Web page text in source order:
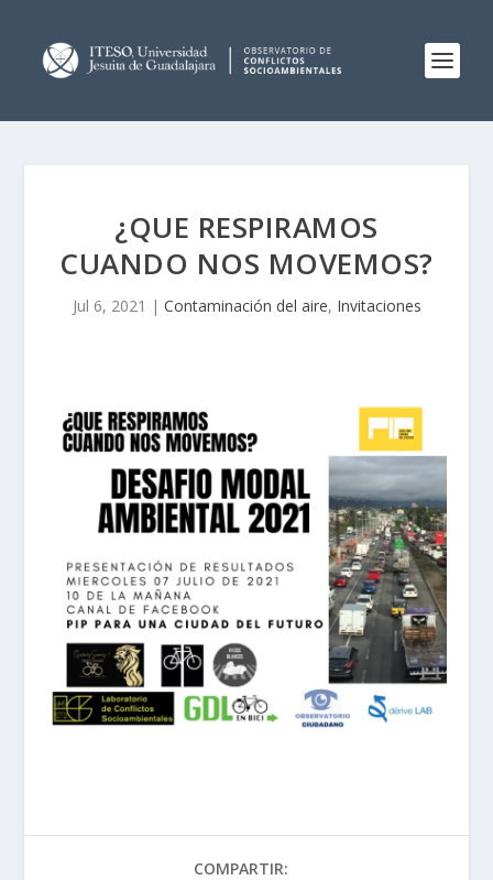
¿QUE RESPIRAMOS
CUANDO NOS MOVEMOS?
Jul 6, 2021 | Contaminación del aire, Invitaciones
COMPARTIR: